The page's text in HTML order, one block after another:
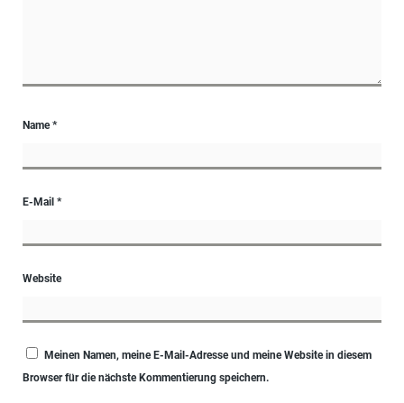
Name*
E-Mail *
Website
Meinen Namen, meine E-Mail-Adresse und meine Website in diesem
Browser für die nächste Kommentierung speichern.